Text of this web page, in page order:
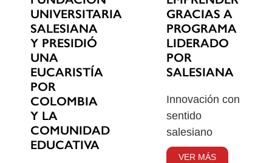
UNIVERSITARIA
SALESIANA
Y PRESIDIÓ
UNA
EUCARISTÍA
POR
COLOMBIA
Y LA
COMUNIDAD
EDUCATIVA
GRACIAS A
PROGRAMA
LIDERADO
POR
SALESIANA
Innovación con
sentido
salesiano
VER MÁS